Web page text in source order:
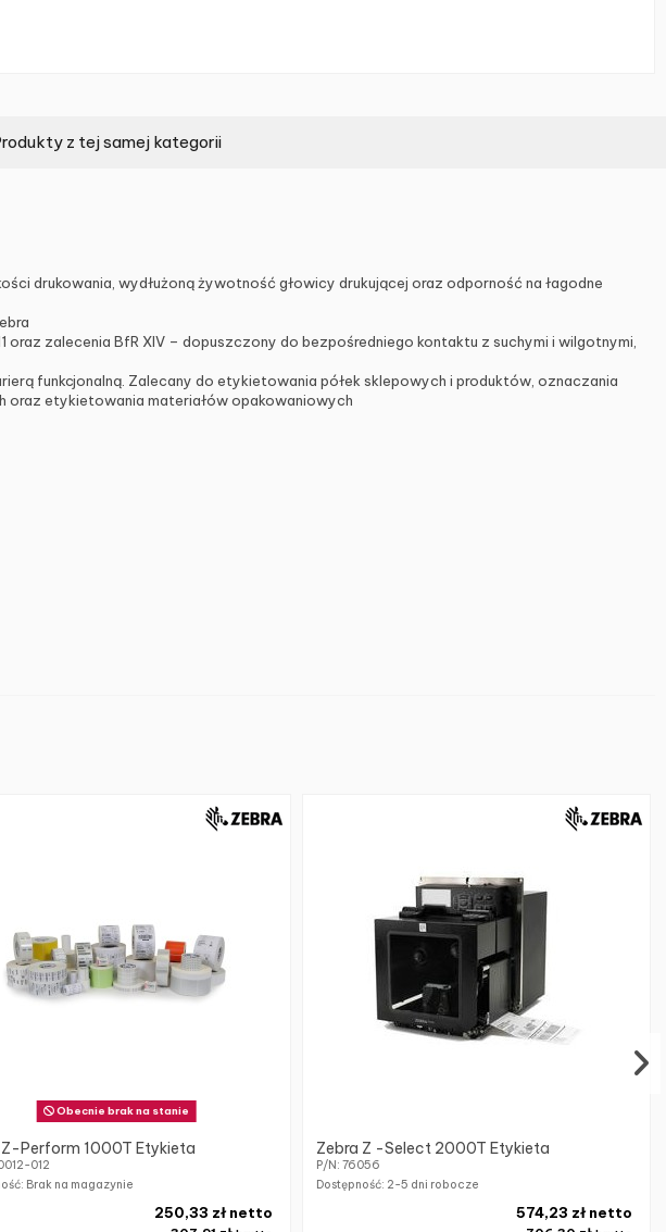
z tej samej kategorii
drukowania, wydłużoną żywotność głowicy drukującej oraz odporność na łagodne
zalecenia BfR XIV – dopuszczony do bezpośredniego kontaktu z suchymi i wilgotnymi,
funkcjonalną. Zalecany do etykietowania półek sklepowych i produktów, oznaczania
oraz etykietowania materiałów opakowaniowych
Obecnie brak na stanie
Z-Perform 1000T Etykieta
012
Brak na magazynie
250,33 zł netto
Zebra Z -Select 2000T Etykieta
P/N: 76056
Dostępność: 2-5 dni robocze
574,23 zł netto